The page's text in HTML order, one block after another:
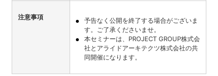
注意事項
予告なく公開を終了する場合がございま
す。ご了承くださいませ。
本セミナーは、PROJECT GROUP株式会
社とアライドアーキテクツ株式会社の共
同開催になります。